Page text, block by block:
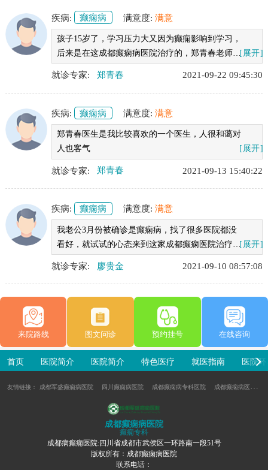
疾病: 癫痫病 满意度: 满意
孩子15岁了，学习压力大又因为癫痫影响到学习，
后来是在这成都癫痫病医院治疗的，郑青春老师挺[展开]
就诊专家: 郑青春 2021-09-22 09:45:30
疾病: 癫痫病 满意度: 满意
郑青春医生是我比较喜欢的一个医生，人很和蔼对
人也客气
[展开]
就诊专家: 郑青春 2021-09-13 15:40:22
疾病: 癫痫病 满意度: 满意
我老公3月份被确诊是癫痫病，找了很多医院都没
看好，就试试的心态来到这家成都癫痫医院治疗，[展开]
就诊专家: 廖贵金 2021-09-10 08:57:08
来院路线 图文问诊 预约挂号 在线咨询
首页 医院简介 医院简介 特色医疗 就医指南 医院
友情链接： 成都军盛癫痫病医院 四川癫痫病医院 成都癫痫病专科医院 成都癫痫病医院哪家好
成都癫痫病医院
癫痫专科
成都病癫痫医院:四川省成都市武侯区一环路南一段51号
版权所有：成都癫痫病医院
联系电话：